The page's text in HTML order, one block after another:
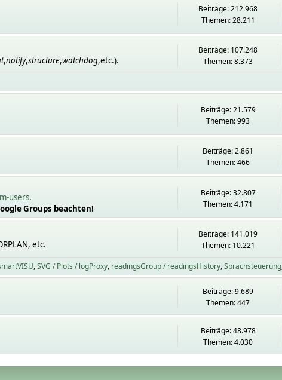
Beiträge: 212.968
Themen: 28.211
,notify,structure,watchdog,etc.).
Beiträge: 107.248
Themen: 8.373
Beiträge: 21.579
Themen: 993
Beiträge: 2.861
Themen: 466
users.
Groups beachten!
Beiträge: 32.807
Themen: 4.171
etc.
Beiträge: 141.019
Themen: 10.221
SVG / Plots / logProxy readingsGroup / readingsHistory Sprachsteuerung
Beiträge: 9.689
Themen: 447
Beiträge: 48.978
Themen: 4.030